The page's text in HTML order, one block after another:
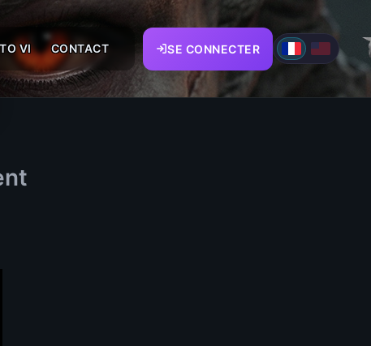
VI CONTACT SE CONNECTER